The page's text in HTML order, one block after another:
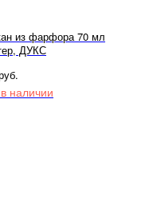
из фарфора 70 мл
ДУКС
наличии